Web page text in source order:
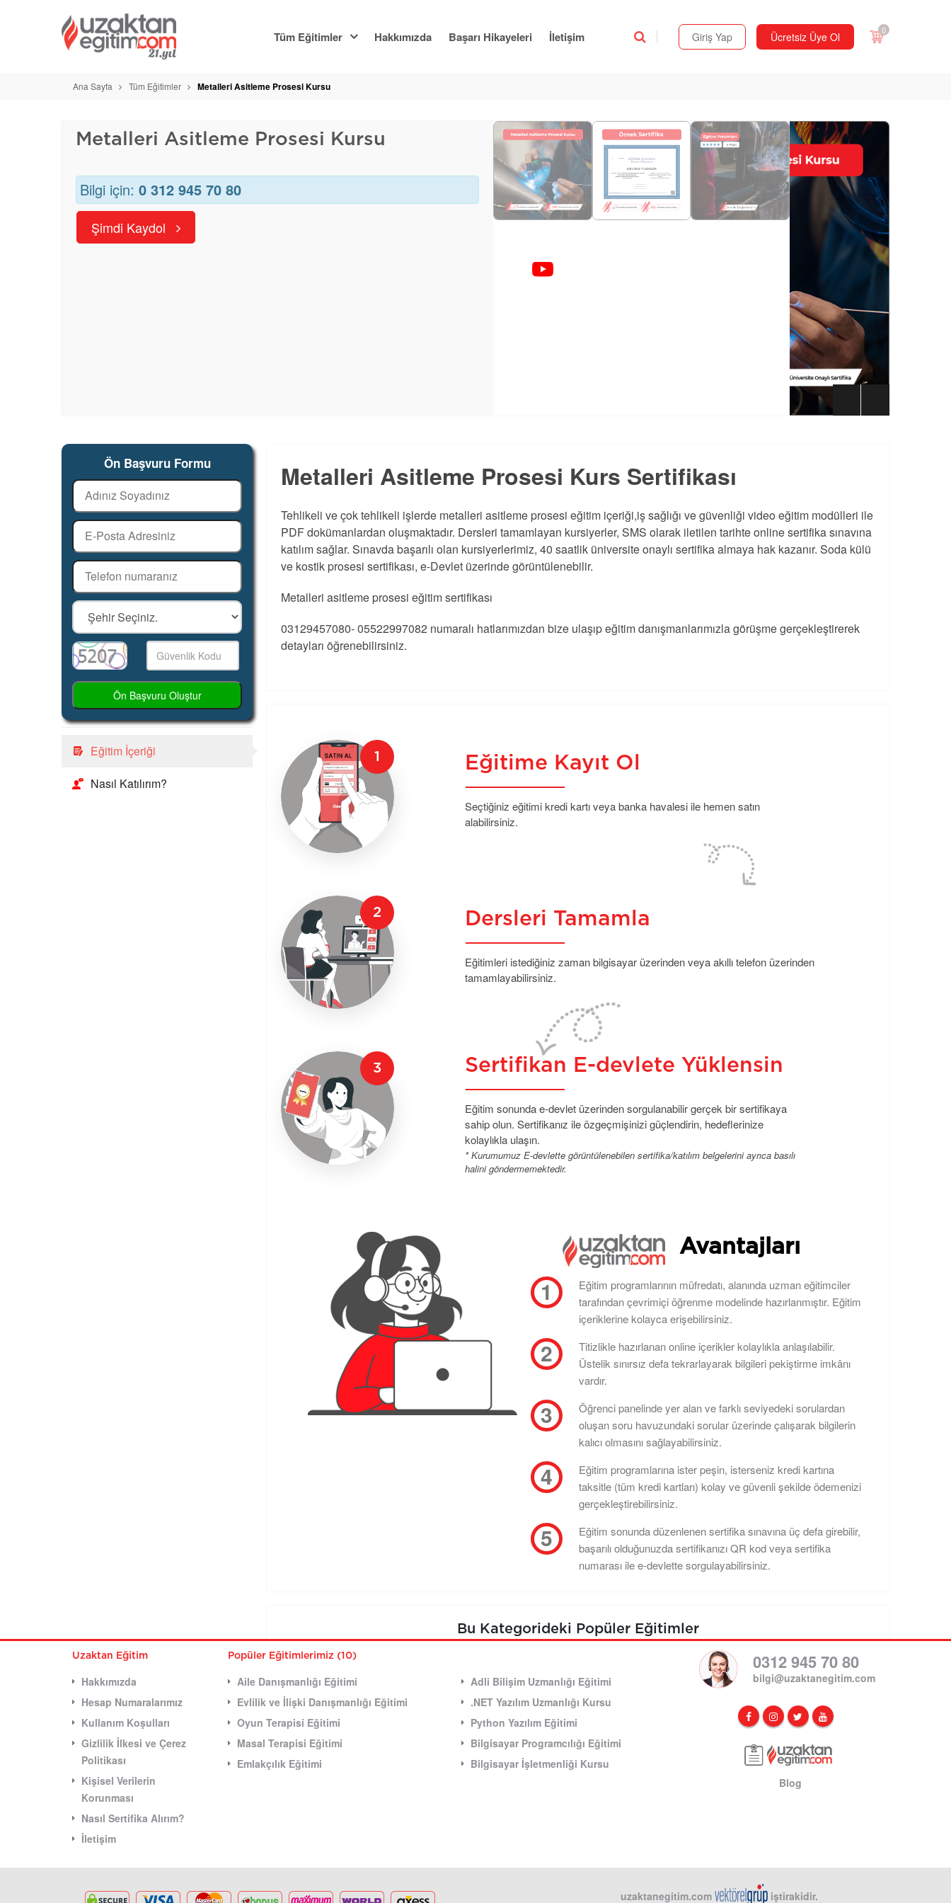
Tüm Eğitimler Hakkımızda Başarı Hikayeleri İletişim Giriş Yap Ücretsiz Üye Ol 0
Ana Sayfa Tüm Eğitimler Metalleri Asitleme Prosesi Kursu
Metalleri Asitleme Prosesi Kursu
Bilgi için: 0 312 945 70 80
Şimdi Kaydol
Ön Başvuru Formu
Ön Başvuru Oluştur
Eğitim İçeriği
Nasıl Katılırım?
Metalleri Asitleme Prosesi Kurs Sertifikası
Tehlikeli ve çok tehlikeli işlerde metalleri asitleme prosesi eğitim içeriği,iş sağlığı ve güvenliği video eğitim modülleri ile
PDF dokümanlardan oluşmaktadır. Dersleri tamamlayan kursiyerler, SMS olarak iletilen tarihte online sertifika sınavına
katılım sağlar. Sınavda başarılı olan kursiyerlerimiz, 40 saatlik üniversite onaylı sertifika almaya hak kazanır. Soda külü
ve kostik prosesi sertifikası, e-Devlet üzerinde görüntülenebilir.
Metalleri asitleme prosesi eğitim sertifikası
03129457080- 05522997082 numaralı hatlarımızdan bize ulaşıp eğitim danışmanlarımızla görüşme gerçekleştirerek
detayları öğrenebilirsiniz.
Eğitime Kayıt Ol
Seçtiğiniz eğitimi kredi kartı veya banka havalesi ile hemen satın
alabilirsiniz.
Dersleri Tamamla
Eğitimleri istediğiniz zaman bilgisayar üzerinden veya akıllı telefon üzerinden
tamamlayabilirsiniz.
Sertifikan E-devlete Yüklensin
Eğitim sonunda e-devlet üzerinden sorgulanabilir gerçek bir sertifikaya
sahip olun. Sertifikanız ile özgeçmişinizi güçlendirin, hedeflerinize
kolaylıkla ulaşın.
* Kurumumuz E-devlette görüntülenebilen sertifika/katılım belgelerini ayrıca basılı
halini göndermemektedir.
Avantajları
Eğitim programlarının müfredatı, alanında uzman eğitimciler
tarafından çevrimiçi öğrenme modelinde hazırlanmıştır. Eğitim
içeriklerine kolayca erişebilirsiniz.
Titizlikle hazırlanan online içerikler kolaylıkla anlaşılabilir.
Üstelik sınırsız defa tekrarlayarak bilgileri pekiştirme imkânı
vardır.
Öğrenci panelinde yer alan ve farklı seviyedeki sorulardan
oluşan soru havuzundaki sorular üzerinde çalışarak bilgilerin
kalıcı olmasını sağlayabilirsiniz.
Eğitim programlarına ister peşin, isterseniz kredi kartına
taksitle (tüm kredi kartları) kolay ve güvenli şekilde ödemenizi
gerçekleştirebilirsiniz.
Eğitim sonunda düzenlenen sertifika sınavına üç defa girebilir,
başarılı olduğunuzda sertifikanızı QR kod veya sertifika
numarası ile e-devlette sorgulayabilirsiniz.
Bu Kategorideki Popüler Eğitimler
Uzaktan Eğitim
Hakkımızda
Hesap Numaralarımız
Kullanım Koşulları
Gizlilik İlkesi ve Çerez
Politikası
Kişisel Verilerin
Korunması
Nasıl Sertifika Alırım?
İletişim
Popüler Eğitimlerimiz (10)
Aile Danışmanlığı Eğitimi
Evlilik ve İlişki Danışmanlığı Eğitimi
Oyun Terapisi Eğitimi
Masal Terapisi Eğitimi
Emlakçılık Eğitimi
Adli Bilişim Uzmanlığı Eğitimi
.NET Yazılım Uzmanlığı Kursu
Python Yazılım Eğitimi
Bilgisayar Programcılığı Eğitimi
Bilgisayar İşletmenliği Kursu
0312 945 70 80
bilgi@uzaktanegitim.com
Blog
uzaktanegitim.com iştirakidir.